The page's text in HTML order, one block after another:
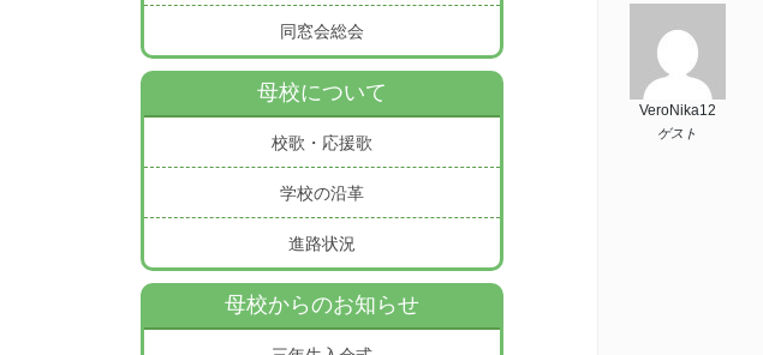
VeroNika12
ゲスト
同窓会総会
母校について
校歌・応援歌
学校の沿革
進路状況
母校からのお知らせ